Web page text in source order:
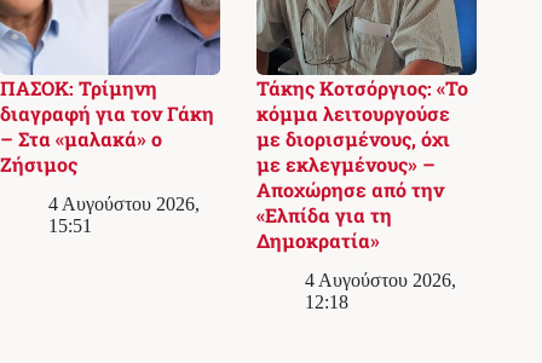
ΠΑΣΟΚ: Τρίμηνη
διαγραφή για τον Γάκη
– Στα «μαλακά» ο
Ζήσιμος
4 Αυγούστου 2026,
15:51
Τάκης Κοτσόργιος: «Το
κόμμα λειτουργούσε
με διορισμένους, όχι
με εκλεγμένους» –
Αποχώρησε από την
«Ελπίδα για τη
Δημοκρατία»
4 Αυγούστου 2026,
12:18